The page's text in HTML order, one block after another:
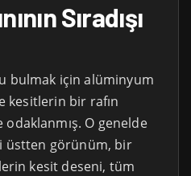
Sıradışı
bulmak için alüminyum
kesitlerin bir rafın
O genelde
üstten görünüm, bir
kesit deseni, tüm